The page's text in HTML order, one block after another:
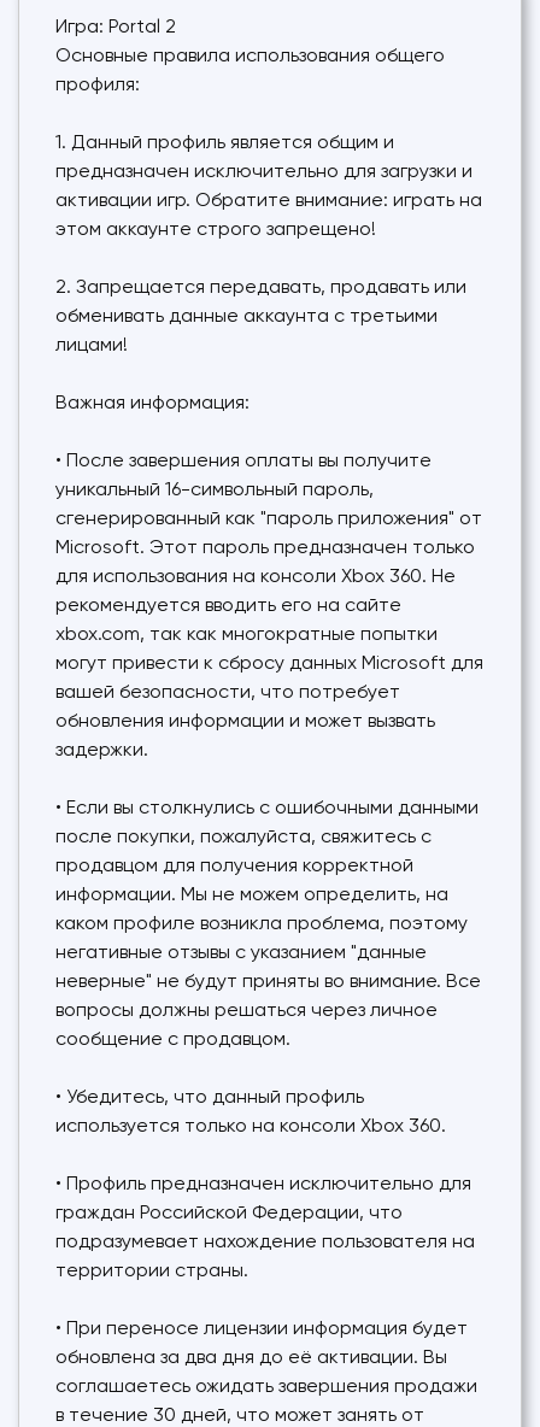
Игра: Portal 2
Основные правила использования общего
профиля:
1. Данный профиль является общим и
предназначен исключительно для загрузки и
активации игр. Обратите внимание: играть на
этом аккаунте строго запрещено!
2. Запрещается передавать, продавать или
обменивать данные аккаунта с третьими
лицами!
Важная информация:
• После завершения оплаты вы получите
уникальный 16-символьный пароль,
сгенерированный как "пароль приложения" от
Microsoft. Этот пароль предназначен только
для использования на консоли Xbox 360. Не
рекомендуется вводить его на сайте
xbox.com, так как многократные попытки
могут привести к сбросу данных Microsoft для
вашей безопасности, что потребует
обновления информации и может вызвать
задержки.
• Если вы столкнулись с ошибочными данными
после покупки, пожалуйста, свяжитесь с
продавцом для получения корректной
информации. Мы не можем определить, на
каком профиле возникла проблема, поэтому
негативные отзывы с указанием "данные
неверные" не будут приняты во внимание. Все
вопросы должны решаться через личное
сообщение с продавцом.
• Убедитесь, что данный профиль
используется только на консоли Xbox 360.
• Профиль предназначен исключительно для
граждан Российской Федерации, что
подразумевает нахождение пользователя на
территории страны.
• При переносе лицензии информация будет
обновлена за два дня до её активации. Вы
соглашаетесь ожидать завершения продажи
в течение 30 дней, что может занять от